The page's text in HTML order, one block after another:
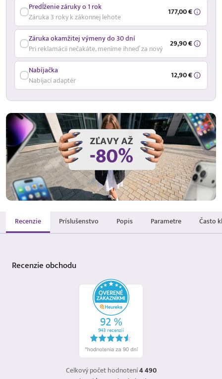
Predĺženie záruky o 1 rok
Záruka 3 roky k zákonnej lehote
177,00 €
Záruka okamžitej výmeny do 30 dní
Pri reklamácii nečakáte, meníme ihneď za nový
29,90 €
Nabíjačka
Nabíjací adaptér
12,90 €
Recenzie Príslušenstvo Popis Parametre Často
Recenzieobchodu
Celkový počet hodnotení4 490